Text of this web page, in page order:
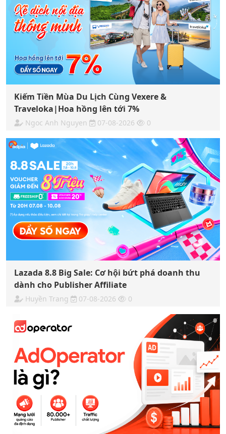
Kiếm Tiền Mùa Du Lịch Cùng Vexere &
Traveloka|Hoa hồng lên tới 7%
Ngoc Anh Nguyen 07-08-2026 0
Lazada 8.8 Big Sale: Cơ hội bứt phá doanh thu
dành cho Publisher Affiliate
Huyền Trang 07-08-2026 0